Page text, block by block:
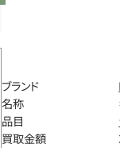
ブランド
名称
品目
買取金額